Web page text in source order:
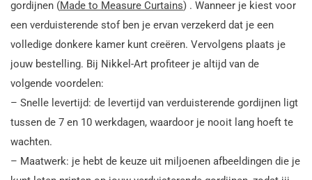
gordijnen (Made to Measure Curtains) . Wanneer je kiest voor
een verduisterende stof ben je ervan verzekerd dat je een
volledige donkere kamer kunt creëren. Vervolgens plaats je
jouw bestelling. Bij Nikkel-Art profiteer je altijd van de
volgende voordelen:
– Snelle levertijd: de levertijd van verduisterende gordijnen ligt
tussen de 7 en 10 werkdagen, waardoor je nooit lang hoeft te
wachten.
– Maatwerk: je hebt de keuze uit miljoenen afbeeldingen die je